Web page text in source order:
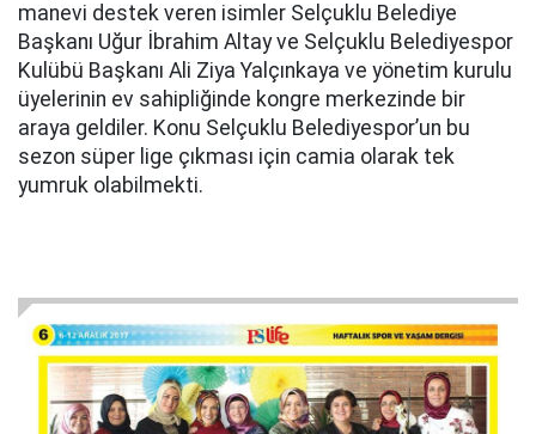
manevi destek veren isimler Selçuklu Belediye
Başkanı Uğur İbrahim Altay ve Selçuklu Belediyespor
Kulübü Başkanı Ali Ziya Yalçınkaya ve yönetim kurulu
üyelerinin ev sahipliğinde kongre merkezinde bir
araya geldiler. Konu Selçuklu Belediyespor’un bu
sezon süper lige çıkması için camia olarak tek
yumruk olabilmekti.